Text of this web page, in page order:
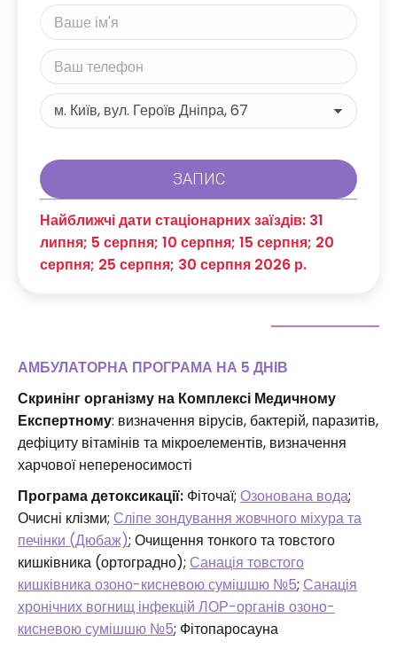
Найближчі дати стаціонарних заїздів: 31
липня; 5 серпня; 10 серпня; 15 серпня; 20
серпня; 25 серпня; 30 серпня 2026 р.
АМБУЛАТОРНА ПРОГРАМА НА 5 ДНІВ
Скринінг організму на Комплексі Медичному
Експертному: визначення вірусів, бактерій, паразитів,
дефіциту вітамінів та мікроелементів, визначення
харчової непереносимості
Програма детоксикації: Фіточаї; Озонована вода;
Очисні клізми; Сліпе зондування жовчного міхура та
печінки (Дюбаж); Очищення тонкого та товстого
кишківника (ортоградно); Санація товстого
кишківника озоно-кисневою сумішшю №5; Санація
хронічних вогнищ інфекцій ЛОР-органів озоно-
кисневою сумішшю №5; Фітопаросауна